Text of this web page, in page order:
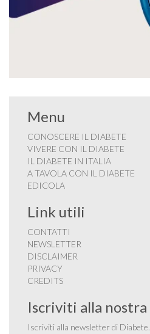
Menu
CONOSCERE IL DIABETE
VIVERE CON IL DIABETE
IL DIABETE IN ITALIA
A TAVOLA CON IL DIABETE
EDICOLA
Link utili
CONTATTI
NEWSLETTER
DISCLAIMER
PRIVACY
CREDITS
Iscriviti alla
Iscriviti alla newsletter di